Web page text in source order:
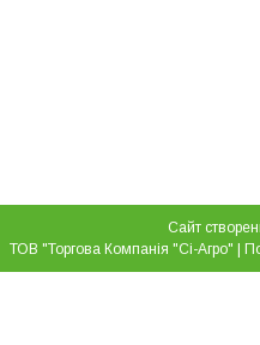
Сайт
ТОВ "Торгова Компанія "Сі-Агро" |